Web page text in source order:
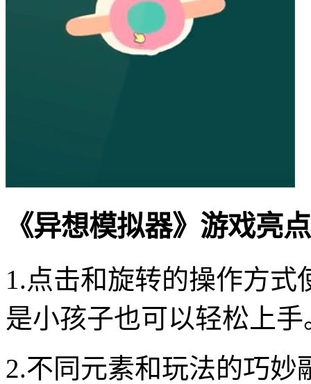
《异想模拟器》游戏亮
1.点击和旋转的操作方
是小孩子也可以轻松上手
2.不同元素和玩法的巧